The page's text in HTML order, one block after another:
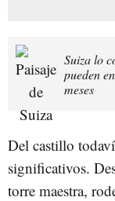
Suiza lo
pueden
meses
Del castillo
significativos.
torre maestra,